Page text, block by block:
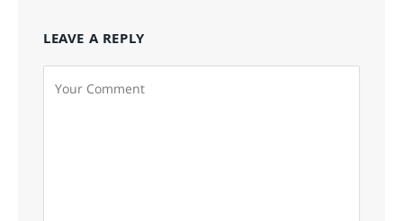
LEAVE A REPLY